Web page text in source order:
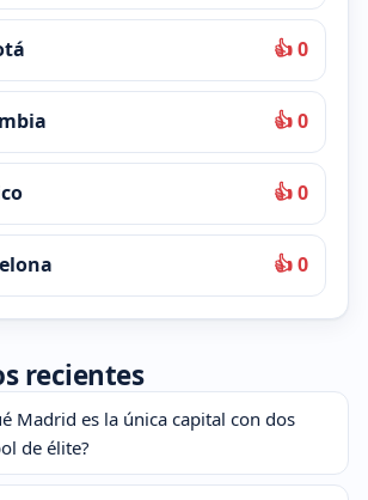
👍 0
👍 0
👍 0
👍 0
recientes
Madrid es la única capital con dos
de élite?